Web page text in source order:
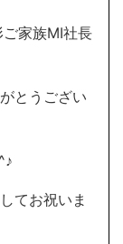
家族MI社長
とうござい
てお祝いま